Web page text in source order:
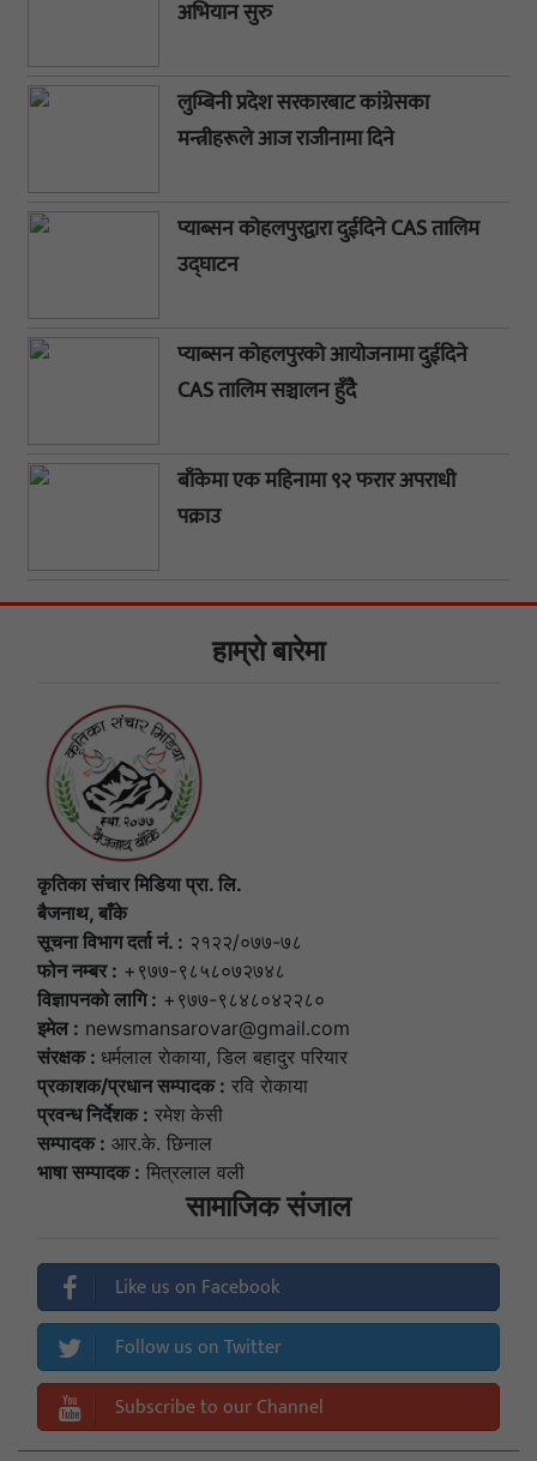
अभियान सुरु
लुम्बिनी प्रदेश सरकारबाट कांग्रेसका
मन्त्रीहरूले आज राजीनामा दिने
प्याब्सन कोहलपुरद्वारा दुईदिने CAS तालिम
उद्घाटन
प्याब्सन कोहलपुरको आयोजनामा दुईदिने
CAS तालिम सञ्चालन हुँदै
बाँकेमा एक महिनामा ९२ फरार अपराधी
पक्राउ
हाम्राे बारेमा
कृतिका संचार मिडिया प्रा. लि.
बैजनाथ, बाँके
सूचना विभाग दर्ता नं. : २१२२/०७७-७८
फोन नम्बर : +९७७-९८५८०७२७४८
विज्ञापनकाे लागि : +९७७-९८४८०४२२८०
इमेल : newsmansarovar@gmail.com
संरक्षक : धर्मलाल राेकाया, डिल बहादुर परियार
प्रकाशक/प्रधान सम्पादक : रवि राेकाया
प्रवन्ध निर्देशक : रमेश केसी
सम्पादक : आर.के. छिनाल
भाषा सम्पादक : मित्रलाल वली
सामाजिक संजाल
Like us on Facebook
Follow us on Twitter
Subscribe to our Channel